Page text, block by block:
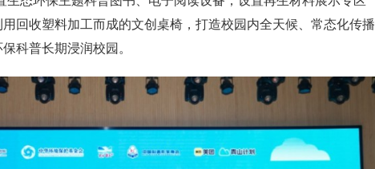
回收塑料加工而成的文创桌椅，打造校园内全天候、常态化传播
科普长期浸润校园。